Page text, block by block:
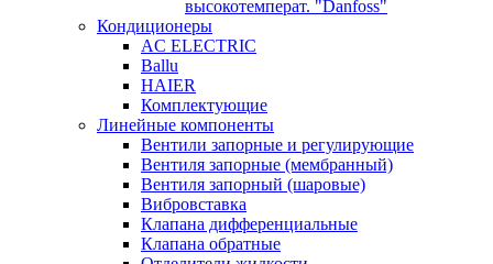
высокотемперат. "Danfoss"
Кондиционеры
AC ELECTRIC
Ballu
HAIER
Комплектующие
Линейные компоненты
Вентили запорные и регулирующие
Вентиля запорные (мембранный)
Вентиля запорный (шаровые)
Вибровставка
Клапана дифференциальные
Клапана обратные